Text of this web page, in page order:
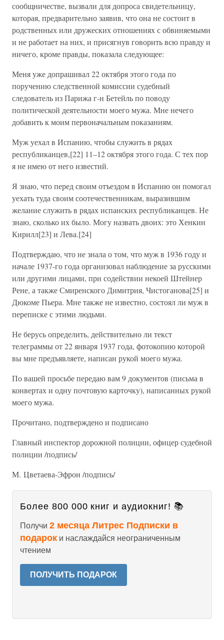
сообщничестве, вызвали для допроса свидетельницу,
которая, предварительно заявив, что она не состоит в
родственных или дружеских отношениях с обвиняемыми
и не работает на них, и присягнув говорить всю правду и
ничего, кроме правды, показала следующее:
Меня уже допрашивал 22 октября этого года по
поручению следственной комиссии судебный
следователь из Парижа г-н Бетейль по поводу
политической деятельности моего мужа. Мне нечего
добавить к моим первоначальным показаниям.
Муж уехал в Испанию, чтобы служить в рядах
республиканцев,[22] 11–12 октября этого года. С тех пор
я не имею от него известий.
Я знаю, что перед своим отъездом в Испанию он помогал
уехать туда своим соотечественникам, выразившим
желание служить в рядах испанских республиканцев. Не
знаю, сколько их было. Могу назвать двоих: это Хенкин
Кирилл[23] и Лева.[24]
Подтверждаю, что не знала о том, что муж в 1936 году и
начале 1937-го года организовал наблюдение за русскими
или другими лицами, при содействии некоей Штейнер
Рене, а также Смиренского Димитрия, Чистоганова[25] и
Дюкоме Пьера. Мне также не известно, состоял ли муж в
переписке с этими людьми.
Не берусь определить, действительно ли текст
телеграммы от 22 января 1937 года, фотокопию которой
вы мне предъявляете, написан рукой моего мужа.
По вашей просьбе передаю вам 9 документов (письма в
конвертах и одну почтовую карточку), написанных рукой
моего мужа.
Прочитано, подтверждено и подписано
Главный инспектор дорожной полиции, офицер судебной
полиции /подпись/
М. Цветаева-Эфрон /подпись/
Более 800 000 книг и аудиокниг! 📚
Получи 2 месяца Литрес Подписки в
подарок и наслаждайся неограниченным
чтением
ПОЛУЧИТЬ ПОДАРОК